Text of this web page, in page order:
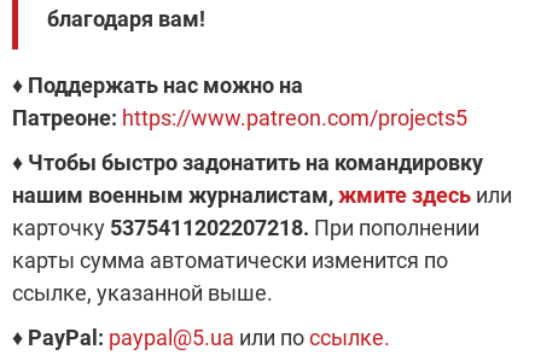
благодаря вам!
♦ Поддержать нас можно на
Патреоне: https://www.patreon.com/projects5
♦ Чтобы быстро задонатить на командировку
нашим военным журналистам,жмите здесь или
карточку 5375411202207218. При пополнении
карты сумма автоматически изменится по
ссылке, указанной выше.
♦ PayPal: paypal@5.ua или поссылке.